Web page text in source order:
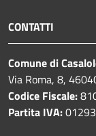
CONTATTI
Comune di
Via Roma, 8,
Codice Fiscale:
Partita IVA: